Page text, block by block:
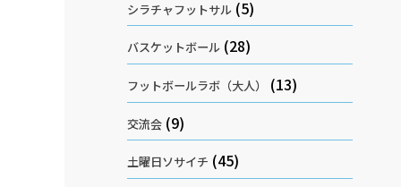
シラチャフットサル(5)
バスケットボール(28)
フットボールラボ（大人） (13)
交流会(9)
土曜日ソサイチ (45)